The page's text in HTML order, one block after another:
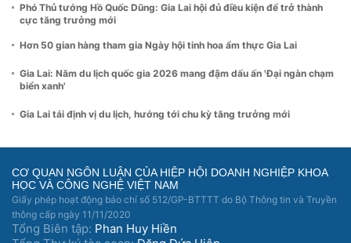
Phó Thủ tướng Hồ Quốc Dũng: Gia Lai hội đủ điều kiện để trở thành
cực tăng trưởng mới
Hơn 50 gian hàng tham gia Ngày hội tinh hoa ẩm thực Gia Lai
Gia Lai: Năm du lịch quốc gia 2026 mang đậm dấu ấn 'Đại ngàn chạm
biển xanh'
Gia Lai tái định vị du lịch, hướng tới chu kỳ tăng trưởng mới
CƠ QUAN NGÔN LUẬN CỦA HIỆP HỘI DOANH NGHIỆP KHOA
HỌC VÀ CÔNG NGHỆ VIỆT NAM
Giấy phép hoạt động báo chí số 512/GP-BTTTT do Bộ Thông tin và Truyền
thông cấp ngày 11/11/2020
Tổng Biên tập: Phan Huy Hiền